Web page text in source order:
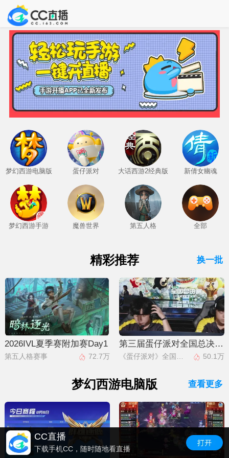
梦幻西游电脑版 蛋仔派对 大话西游2经典版 新倩女幽魂
梦幻西游手游 魔兽世界 第五人格 全部
精彩推荐 换一批
2026IVL夏季赛附加赛Day1
第五人格赛事 72.7万
第三届蛋仔派对全国总决赛巅峰派对决赛
《蛋仔派对》全国总决赛 50.1万
梦幻西游电脑版 查看更多
CC直播
下载手机CC，随时随地看直播